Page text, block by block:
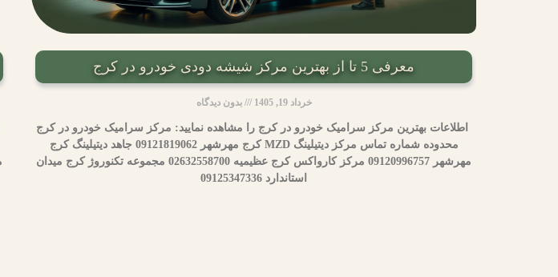
معرفی 5 تا از بهترین مرکز شیشه دودی خودرو در کرج
خرداد 19, 1405 بدون دیدگاه
اطلاعات بهترین مرکز سرامیک خودرو در کرج را مشاهده نمایید: مرکز سرامیک خودرو در کرج
محدوده شماره تماس مرکز دیتیلینگ MZD کرج مهرشهر 09121819062 جاهد دیتیلینگ کرج
مهرشهر 09120996757 مرکز کارواکس کرج عظیمیه 02632558700 مجموعه تکنوروژ کرج میدان
استاندارد 09125347336